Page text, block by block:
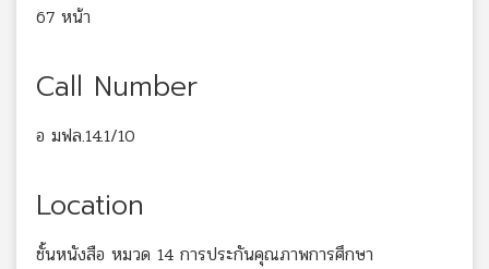
67 หน้า
Call Number
อ มฟล.14.1/10
Location
ชั้นหนังสือ หมวด 14 การประกันคุณภาพการศึกษา